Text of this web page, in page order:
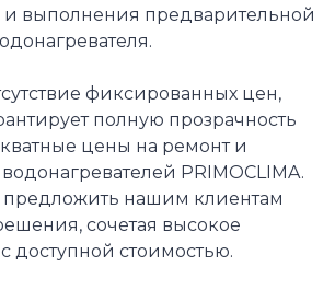
и выполнения предварительной
фиксированных цен,
полную прозрачность
цены на ремонт и
PRIMOCLIMA.
нашим клиентам
сочетая высокое
с доступной стоимостью.